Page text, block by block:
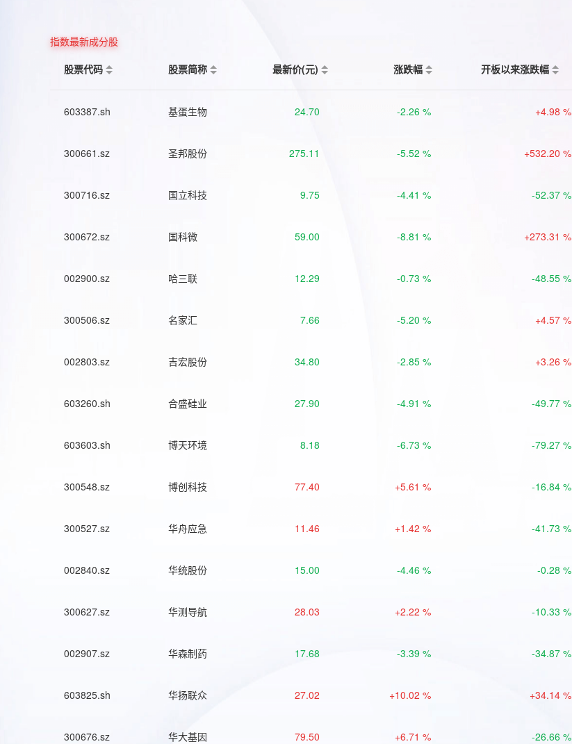
指数最新成分股
股票代码
股票简称 最新价(元) 涨跌幅 开板以来涨跌幅
603387.sh 基蛋生物 24.70 -2.26 % +4.98 %
300661.sz 圣邦股份 275.11 -5.52 % +532.20 %
300716.sz 国立科技 9.75 -4.41 % -52.37 %
300672.sz 国科微 59.00 -8.81 % +273.31 %
002900.sz 哈三联 12.29 -0.73 % -48.55 %
300506.sz 名家汇 7.66 -5.20 % +4.57 %
002803.sz 吉宏股份 34.80 -2.85 % +3.26 %
603260.sh 合盛硅业 27.90 -4.91 % -49.77 %
603603.sh 博天环境 8.18 -6.73 % -79.27 %
300548.sz 博创科技 77.40 +5.61 % -16.84 %
300527.sz 华舟应急 11.46 +1.42 % -41.73 %
002840.sz 华统股份 15.00 -4.46 % -0.28 %
300627.sz 华测导航 28.03 +2.22 % -10.33 %
002907.sz 华森制药 17.68 -3.39 % -34.87 %
603825.sh 华扬联众 27.02 +10.02 % +34.14 %
300676.sz 华大基因 79.50 +6.71 % -26.66 %